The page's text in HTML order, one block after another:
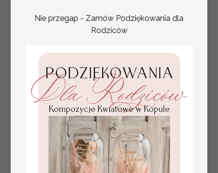
weselnych
Nie przegap - Zamów Podziękowania dla
Rodziców